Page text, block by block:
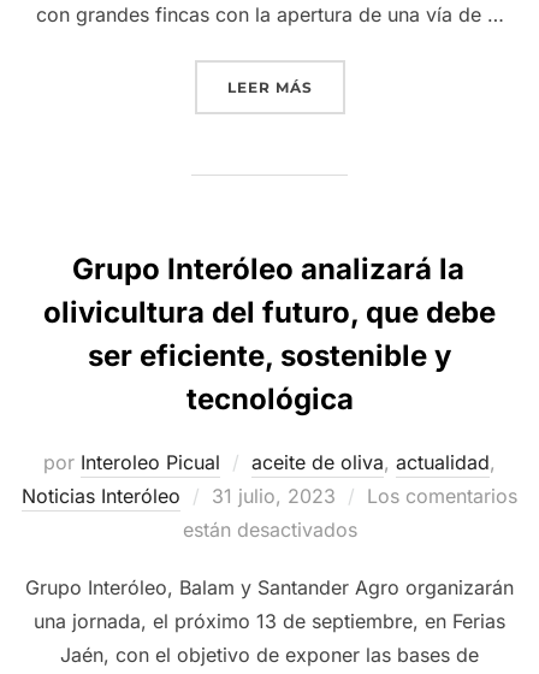
con grandes fincas con la apertura de una vía de …
LEER MÁS«GRUPO INTERÓLEO Y
Grupo Interóleo analizará la
olivicultura del futuro, que debe
ser eficiente, sostenible y
tecnológica
por Interoleo Picual aceite de oliva, actualidad,
Noticias Interóleo
Publicado
el
31 julio, 2023
Los comentarios
están desactivados
Grupo Interóleo, Balam y Santander Agro organizarán
una jornada, el próximo 13 de septiembre, en Ferias
Jaén, con el objetivo de exponer las bases de